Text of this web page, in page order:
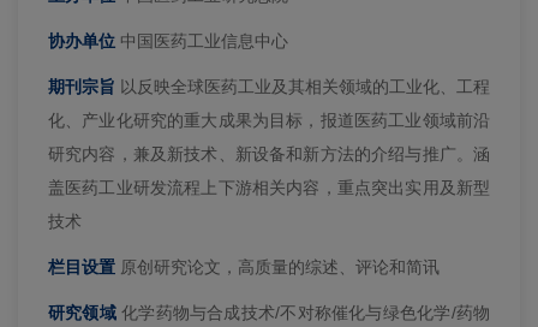
协办单位 中国医药工业信息中心
期刊宗旨 以反映全球医药工业及其相关领域的工业化、工程
化、产业化研究的重大成果为目标，报道医药工业领域前沿
研究内容，兼及新技术、新设备和新方法的介绍与推广。涵
盖医药工业研发流程上下游相关内容，重点突出实用及新型
技术
栏目设置 原创研究论文，高质量的综述、评论和简讯
研究领域化学药物与合成技术/不对称催化与绿色化学/药物